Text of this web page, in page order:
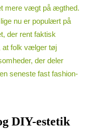
mere vægt på ægthed.
nu er populært på
der rent faktisk
at folk vælger tøj
der deler
seneste fast fashion-
DIY-estetik